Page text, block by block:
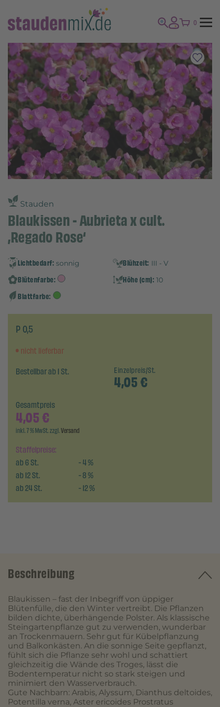
0
Stauden
Blaukissen - Aubrieta x cult.
‚Regado Rose‘
Lichtbedarf: sonnig Blühzeit: III - V
Blütenfarbe: Höhe (cm): 10
Blattfarbe:
P 0,5
nicht lieferbar
Bestellbar ab 1 St.
Einzelpreis/St.
4,05€
Staffelpreise:
ab6St. -4%
ab12St. -8%
ab24St. -12%
Gesamtpreis
4,05€
inkl. 7 % MwSt. zzgl.Versand
Beschreibung
Blaukissen – fast der Inbegriff von üppiger
Blütenfülle, die den Winter vertreibt. Die Pflanzen
bilden dichte, überhängende Polster. Als klassische
Steingartenpflanze gut zu verwenden, wunderbar
an Trockenmauern. Sehr gut für Kübelpflanzung
und Balkonkästen. An die sonnige Seite gepflanzt,
fühlt sich die Pflanze sehr wohl und schattiert
gleichzeitig die Wände des Troges, lässt die
Bodentemperatur nicht so stark steigen und
minimiert den Wasserverbrauch.
Gute Nachbarn: Arabis, Alyssum, Dianthus deltoides,
Potentilla verna, Aster ericoides Prostratus